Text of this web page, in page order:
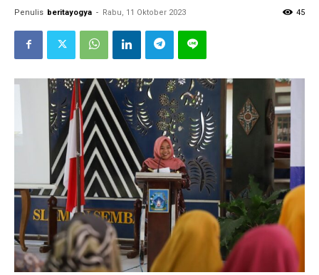
Penulis beritayogya - Rabu, 11 Oktober 2023 45